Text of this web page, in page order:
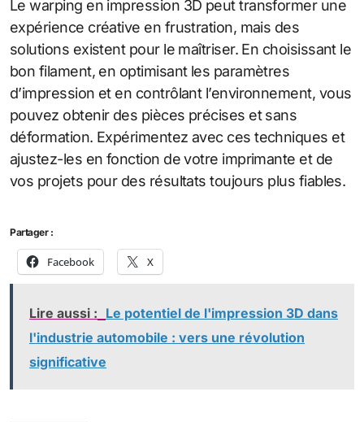
Le warping en impression 3D peut transformer une
expérience créative en frustration, mais des
solutions existent pour le maîtriser. En choisissant le
bon filament, en optimisant les paramètres
d’impression et en contrôlant l’environnement, vous
pouvez obtenir des pièces précises et sans
déformation. Expérimentez avec ces techniques et
ajustez-les en fonction de votre imprimante et de
vos projets pour des résultats toujours plus fiables.
Partager :
Facebook X
Lire aussi : Le potentiel de l'impression 3D dans
l'industrie automobile : vers une révolution
significative